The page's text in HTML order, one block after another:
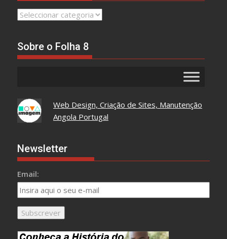
Leia
Sobre o Folha 8
Web Design, Criação de Sites, Manutenção
Angola Portugal
Newsletter
Email: